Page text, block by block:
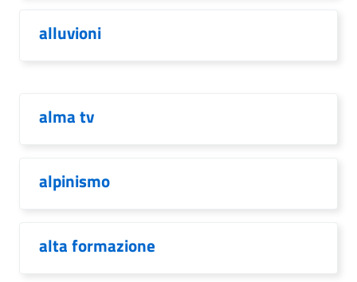
alluvioni
alma tv
alpinismo
alta formazione